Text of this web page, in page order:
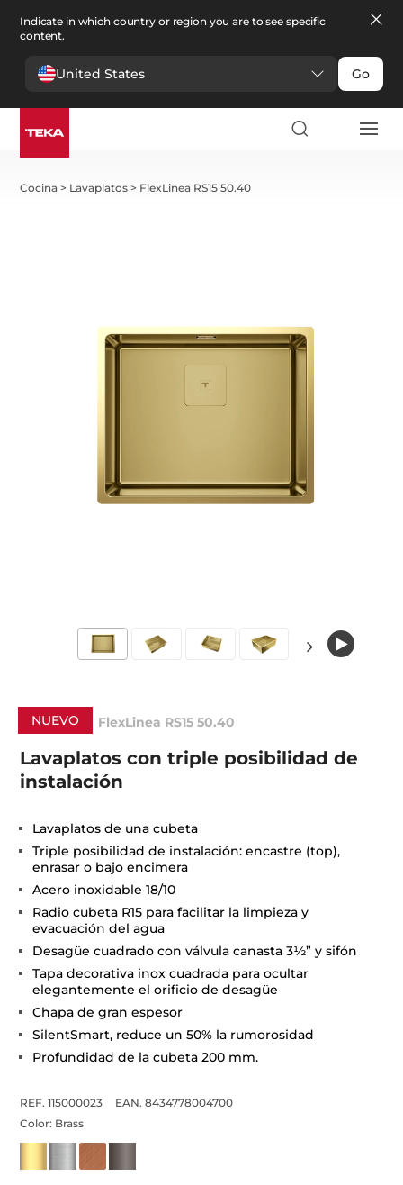
Indicate in which country or region you are to see specific
content.
United States Go
Cocina > Lavaplatos > FlexLinea RS15 50.40
NUEVO FlexLinea RS15 50.40
Lavaplatos con triple posibilidad de
instalación
Lavaplatos de una cubeta
Triple posibilidad de instalación: encastre (top),
enrasar o bajo encimera
Acero inoxidable 18/10
Radio cubeta R15 para facilitar la limpieza y
evacuación del agua
Desagüe cuadrado con válvula canasta 3½” y sifón
Tapa decorativa inox cuadrada para ocultar
elegantemente el orificio de desagüe
Chapa de gran espesor
SilentSmart, reduce un 50% la rumorosidad
Profundidad de la cubeta 200 mm.
REF. 115000023
EAN. 8434778004700
Color: Brass